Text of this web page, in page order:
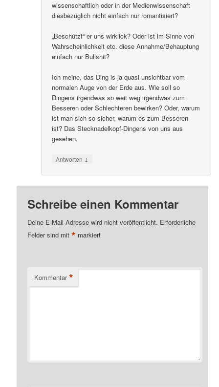
wissenschaftlich oder in der Medienwissenschaft
diesbezüglich nicht einfach nur romantisiert?
„Beschützt“ er uns wirklick? Oder ist im Sinne von
Wahrscheinlichkeit etc. diese Annahme/Behauptung
einfach nur Bullshit?
Ich meine, das Ding is ja quasi unsichtbar vom
normalen Auge von der Erde aus. Wie soll so
Dingens irgendwas so weit weg irgendwas zum
Besseren oder Schlechteren bewirken? Oder, warum
ist man sich so sicher, warum es zum Besseren
ist? Das Stecknadelkopf-Dingens von uns aus
gesehen.
Antworten ↓
Schreibe einen Kommentar
Deine E-Mail-Adresse wird nicht veröffentlicht. Erforderliche
Felder sind mit* markiert
Kommentar *